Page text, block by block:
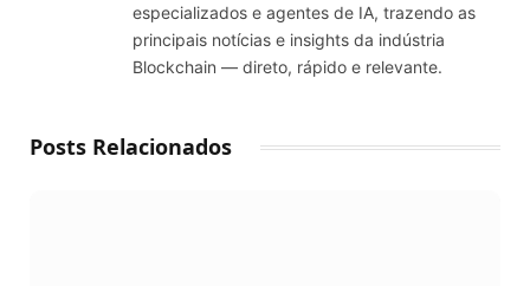
especializados e agentes de IA, trazendo as
principais notícias e insights da indústria
Blockchain — direto, rápido e relevante.
Posts Relacionados